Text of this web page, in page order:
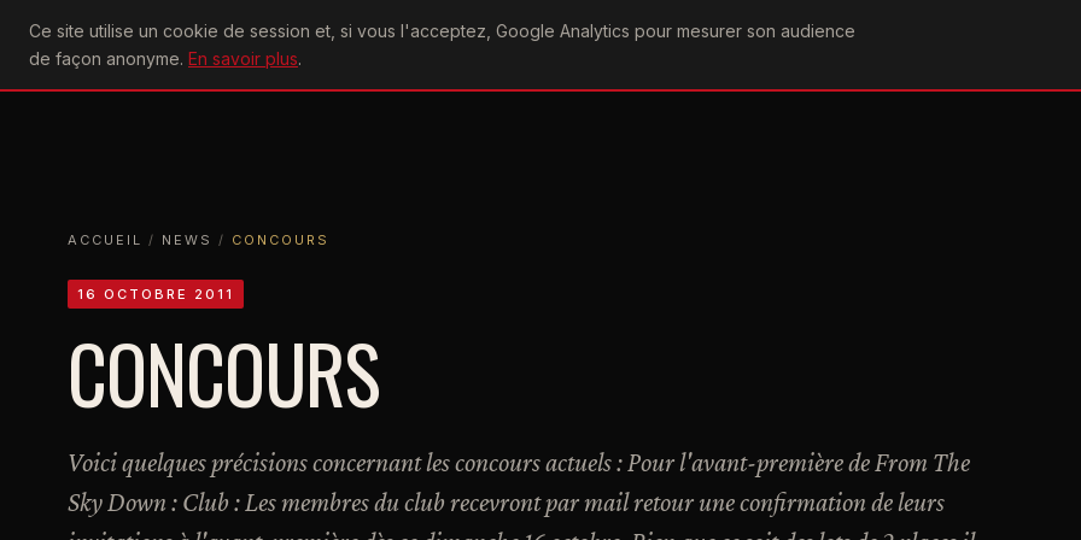
Ce site utilise un cookie de session et, si vous l'acceptez, Google Analytics pour mesurer son audience
de façon anonyme. En savoir plus.
U2achtung
ACCUEIL
ACTU CONCERTS DISCOGRAPHIEPAROLESVIDÉOGRAPHIEFORUMS
ACCUEIL / NEWS / CONCOURS
16 OCTOBRE 2011
CONCOURS
Voici quelques précisions concernant les concours actuels : Pour l'avant-première de From The
Sky Down : Club : Les membres du club recevront par mail retour une confirmation de leurs